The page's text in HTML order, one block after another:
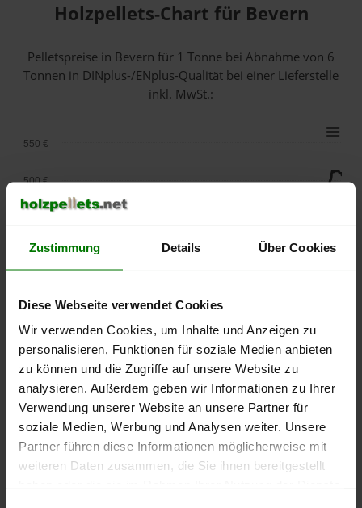
Zustimmung Details Über Cookies
Diese Webseite verwendet Cookies
Wir verwenden Cookies, um Inhalte und Anzeigen zu
personalisieren, Funktionen für soziale Medien anbieten
zu können und die Zugriffe auf unsere Website zu
analysieren. Außerdem geben wir Informationen zu Ihrer
Verwendung unserer Website an unsere Partner für
soziale Medien, Werbung und Analysen weiter. Unsere
Partner führen diese Informationen möglicherweise mit
weiteren Daten zusammen, die Sie ihnen bereitgestellt
Holzpellets-Chart für Bevern
Pelletspreise in Bevern für 1 Tonne bei Abnahmevon 6
Tonnen in DINplus-/ENplus-Qualität bei einer Lieferstelle
inkl. MwSt.:
2025
2026
2026
250 €
300 €
400 €
500 €
550 €
Die aktuelle Preisentwicklung für Holzpellets in Deutschland
können Sie jederzeit auf unsererPelletspreise-Seite